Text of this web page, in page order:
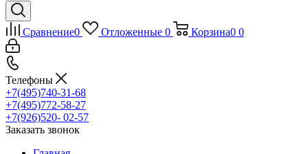
Сравнение0 Отложенные 0 Корзина0 0
Телефоны
+7(495)740-31-68
+7(495)772-58-27
+7(926)520- 02-57
Заказать звонок